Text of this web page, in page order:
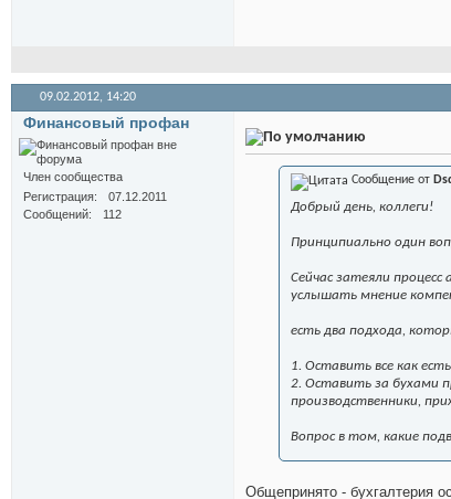
09.02.2012, 14:20
Финансовый профан
Член сообщества
Регистрация
07.12.2011
Сообщений
112
Сообщение от
Добрый день, коллеги!
Принципиально один
Сейчас затеяли
услышать мнение
есть два подхода,
1. Оставить все как
2. Оставить за бухами
производственники,
Вопрос в том, какие
Общепринято - бухгалтерия